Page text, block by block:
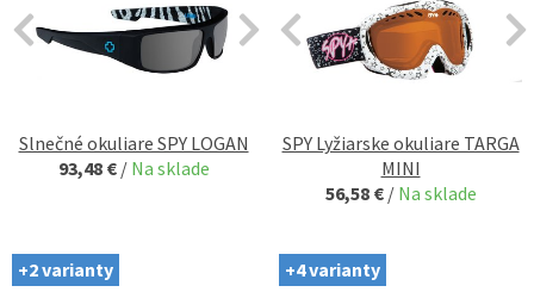
Slnečné okuliare SPY LOGAN
93,48 € / Na sklade
SPY Lyžiarske okuliare TARGA
MINI
56,58 € / Na sklade
+2 varianty +4 varianty